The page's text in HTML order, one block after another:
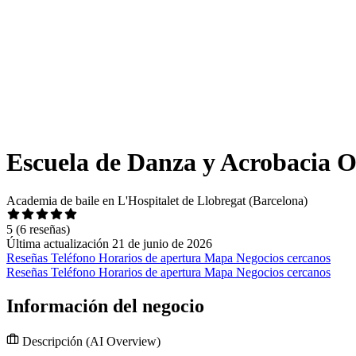
Escuela de Danza y Acrobacia
Academia de baile en L'Hospitalet de Llobregat (Barcelona)
5 (6 reseñas)
Última actualización 21 de junio de 2026
Reseñas Teléfono Horarios de apertura Mapa Negocios cercanos
Reseñas Teléfono Horarios de apertura Mapa Negocios cercanos
Información del negocio
Descripción (AI Overview)